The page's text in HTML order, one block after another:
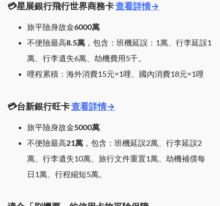
💳星展銀行飛行世界商務卡查看詳情→
旅平險身故金6000萬
不便險最高8.5萬 ，包含：班機延誤：1萬、行李延誤1
萬、行李遺失6萬、劫機費用5千。
哩程累積：海外消費15元=1哩、國內消費18元=1哩
💳台新銀行旺卡查看詳情→
旅平險身故金5000萬
不便險最高21萬 ，包含：班機延誤2萬、行李延誤2
萬、行李遺失10萬、旅行文件重置1萬、劫機補償每
日1萬、行程縮短5萬。